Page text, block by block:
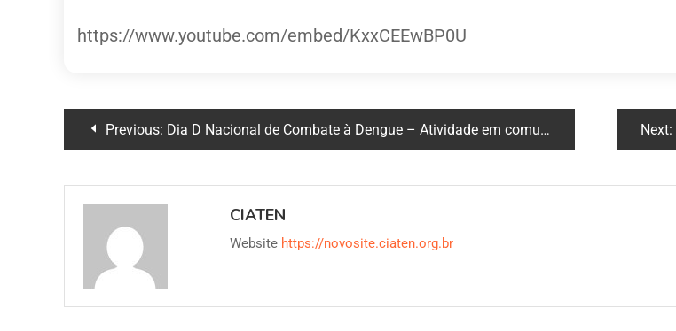
https://www.youtube.com/embed/KxxCEEwBP0U
Previous: Dia D Nacional de Combate à Dengue – Atividade em comunidades rurais de Altos – Piauí. Next:
CIATEN
Website https://novosite.ciaten.org.br